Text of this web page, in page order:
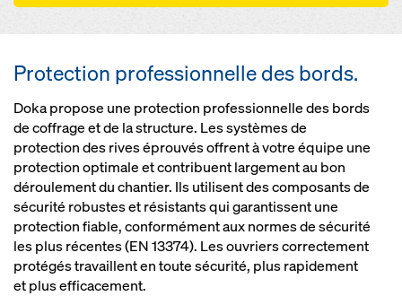
Protection professionnelle des bords.
Doka propose une protection professionnelle des bords
de coffrage et de la structure. Les systèmes de
protection des rives éprouvés offrent à votre équipe une
protection optimale et contribuent largement au bon
déroulement du chantier. Ils utilisent des composants de
sécurité robustes et résistants qui garantissent une
protection fiable, conformément aux normes de sécurité
les plus récentes (EN 13374). Les ouvriers correctement
protégés travaillent en toute sécurité, plus rapidement
et plus efficacement.